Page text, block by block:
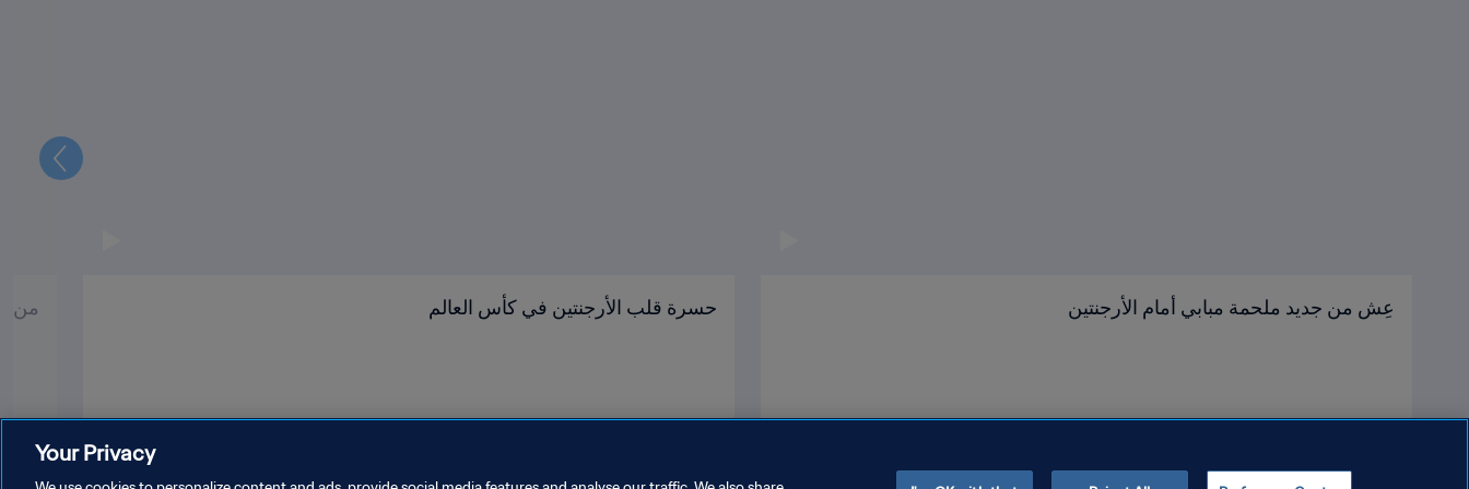
عِش من جديد ملحمة مبابي أمام الأرجنتين حسرة قلب الأرجنتين في كأس العالم من
التالي
Your Privacy